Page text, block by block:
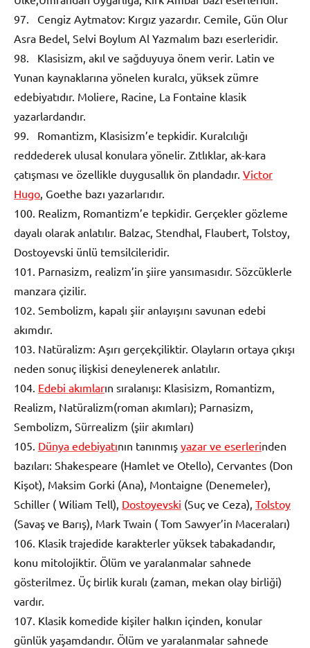
97. Cengiz Aytmatov: Kırgız yazardır. Cemile, Gün Olur
Asra Bedel, Selvi Boylum Al Yazmalım bazı eserleridir.
98. Klasisizm, akıl ve sağduyuya önem verir. Latin ve
Yunan kaynaklarına yönelen kuralcı, yüksek zümre
edebiyatıdır. Moliere, Racine, La Fontaine klasik
yazarlardandır.
99. Romantizm, Klasisizm’e tepkidir. Kuralcılığı
reddederek ulusal konulara yönelir. Zıtlıklar, ak-kara
çatışması ve özellikle duygusallık ön plandadır. Victor
Hugo, Goethe bazı yazarlarıdır.
100. Realizm, Romantizm’e tepkidir. Gerçekler gözleme
dayalı olarak anlatılır. Balzac, Stendhal, Flaubert, Tolstoy,
Dostoyevski ünlü temsilcileridir.
101. Parnasizm, realizm’in şiire yansımasıdır. Sözcüklerle
manzara çizilir.
102. Sembolizm, kapalı şiir anlayışını savunan edebi
akımdır.
103. Natüralizm: Aşırı gerçekçiliktir. Olayların ortaya çıkışı
neden sonuç ilişkisi deneylenerek anlatılır.
104. Edebi akımların sıralanışı: Klasisizm, Romantizm,
Realizm, Natüralizm(roman akımları); Parnasizm,
Sembolizm, Sürrealizm (şiir akımları)
105. Dünya edebiyatının tanınmış yazar ve eserlerinden
bazıları: Shakespeare (Hamlet ve Otello), Cervantes (Don
Kişot), Maksim Gorki (Ana), Montaigne (Denemeler),
Schiller ( Wiliam Tell), Dostoyevski (Suç ve Ceza), Tolstoy
(Savaş ve Barış), Mark Twain ( Tom Sawyer’in Maceraları)
106. Klasik trajedide karakterler yüksek tabakadandır,
konu mitolojiktir. Ölüm ve yaralanmalar sahnede
gösterilmez. Üç birlik kuralı (zaman, mekan olay birliği)
vardır.
107. Klasik komedide kişiler halkın içinden, konular
günlük yaşamdandır. Ölüm ve yaralanmalar sahnede